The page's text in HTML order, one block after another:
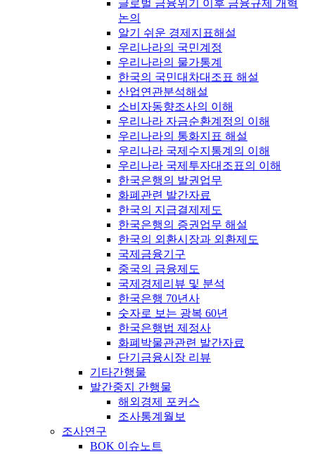
글로벌 금융위기 이후 금융규제 개혁
논의
알기 쉬운 경제지표해설
우리나라의 국민계정
우리나라의 물가통계
한국의 국민대차대조표 해설
산업연관분석해설
소비자동향조사의 이해
우리나라 자금순환계정의 이해
우리나라의 통화지표 해설
우리나라 국제수지통계의 이해
우리나라 국제투자대조표의 이해
한국은행의 발권업무
화폐관련 발간자료
한국의 지급결제제도
한국은행의 증권업무 해설
한국의 외환시장과 외환제도
국제금융기구
중국의 금융제도
국제경제리뷰 및 분석
한국은행 70년사
숫자로 보는 광복 60년
한국은행법 제정사
화폐박물관관련 발간자료
단기금융시장 리뷰
기타간행물
발간중지 간행물
해외경제 포커스
조사통계월보
조사연구
BOK 이슈노트